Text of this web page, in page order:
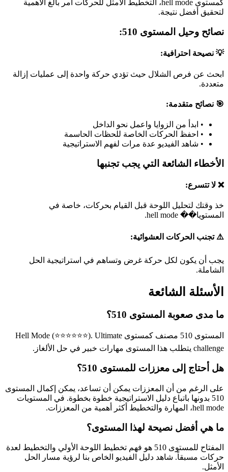
كمستوى hell mode، التخطيط الأمثل للحركات أمر بالغ الأهمية
لتحقيق أفضل نتيجة.
نصائح وحيل المستوى 510:
💡 نصيحة احترافية:
ابحث عن فرص الشلال حيث تؤدي حركة واحدة إلى عمليات إزالة
متعددة.
🎯 نصائح متقدمة:
• ابدأ من الزوايا واعمل نحو الداخل
• احفظ الحركات الخاصة للحظات الحاسمة
• شاهد الفيديو عدة مرات لفهم الاستراتيجية
الأخطاء الشائعة التي يجب تجنبها
❌ لا تتسرع:
خذ وقتك لتحليل اللوحة قبل القيام بحركات، خاصة في
المستويا�� hell mode.
⚠️ تجنب الحركات العشوائية:
يجب أن يكون لكل حركة غرض وتساهم في استراتيجية الحل
الشاملة.
الأسئلة الشائعة
ما مدى صعوبة المستوى 510؟
المستوى 510 مصنف كمستوى Hell Mode (⭐⭐⭐⭐⭐⭐). Ultimate
challenge يتطلب هذا المستوى مهارات خبير في حل الألغاز.
هل أحتاج إلى معززات للمستوى 510؟
على الرغم من أن المعززات يمكن أن تساعد، يمكن إكمال المستوى
510 بدونها باتباع دليل الاستراتيجية خطوة بخطوة. في المستويات
hell mode، المهارة والتخطيط أكثر أهمية من المعززات.
ما هي أفضل نصيحة لهذا المستوى؟
المفتاح للمستوى 510 هو فهم تخطيط اللوحة الأولي والتخطيط لعدة
حركات مسبقاً. شاهد دليل الفيديو الخاص بنا لرؤية مسار الحل
الأمثل.